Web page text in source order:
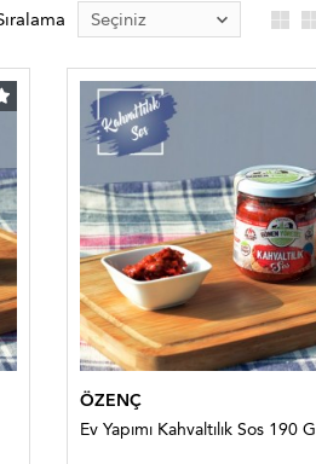
ÖZENÇ
Ev Yapımı Kahvaltılık Sos 190